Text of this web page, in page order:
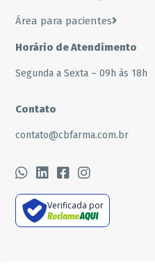
Área para pacientes
Horário de Atendimento
Segunda a Sexta – 09h às 18h
Contato
contato@cbfarma.com.br
Verificada por